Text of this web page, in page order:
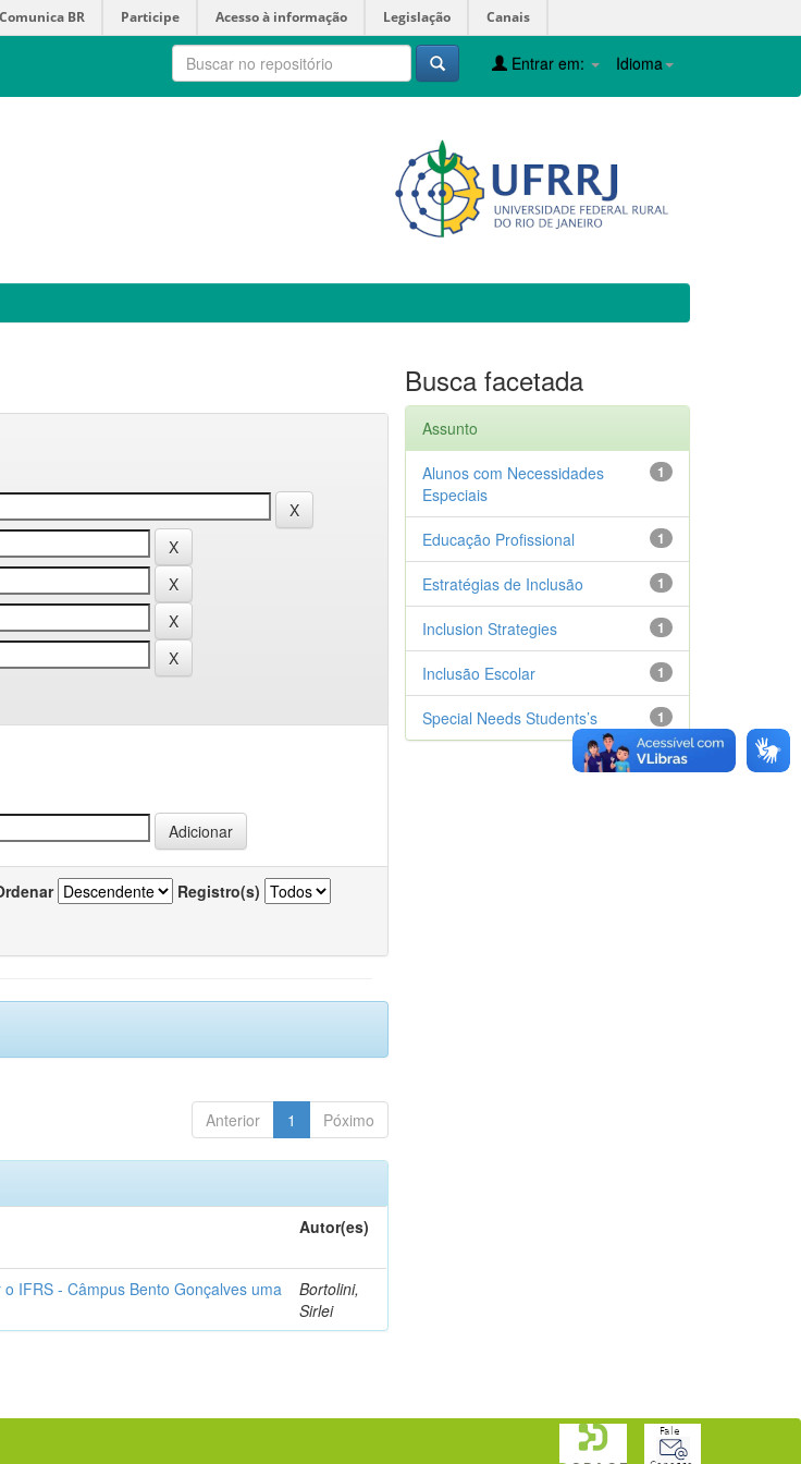
Comunica BR Participe Acesso à informação Legislação Canais
Idioma
Entrar em:
Registro(s)
Anterior 1 Póximo
Autor(es)
IFRS - Câmpus Bento Gonçalves uma
Bortolini,
Sirlei
Busca facetada
Assunto
1
Alunos com Necessidades
Especiais
1
Educação Profissional
1
Estratégias de Inclusão
1
Inclusion Strategies
1
Inclusão Escolar
1
Special Needs Students’s